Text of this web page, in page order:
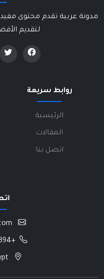
مدونة عربية تقدم محتوى
لتقديم
روابط سريعة
الرئيسية
المقالات
اتصل بنا
+201064696894